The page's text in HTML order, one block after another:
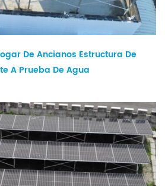
De Ancianos Estructura De
A Prueba De Agua